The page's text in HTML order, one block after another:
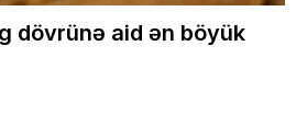
dövrünə aid ən böyük